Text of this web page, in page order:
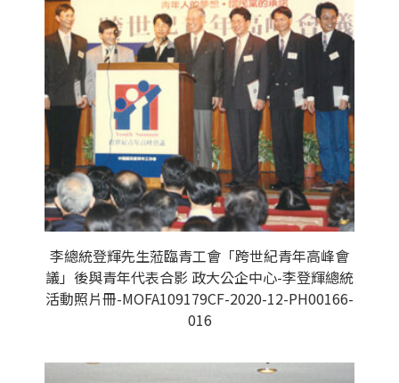
李總統登輝先生蒞臨青工會「跨世紀青年高峰會
議」後與青年代表合影 政大公企中心-李登輝總統
活動照片冊-MOFA109179CF-2020-12-PH00166-
016